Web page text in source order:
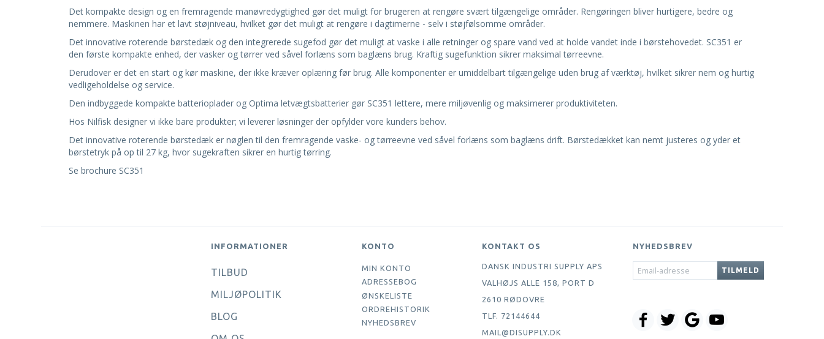
Det kompakte design og en fremragende manøvredygtighed gør det muligt for brugeren at rengøre svært tilgængelige områder. Rengøringen bliver hurtigere, bedre og
nemmere. Maskinen har et lavt støjniveau, hvilket gør det muligt at rengøre i dagtimerne - selv i støjfølsomme områder.
Det innovative roterende børstedæk og den integrerede sugefod gør det muligt at vaske i alle retninger og spare vand ved at holde vandet inde i børstehovedet. SC351 er
den første kompakte enhed, der vasker og tørrer ved såvel forlæns som baglæns brug. Kraftig sugefunktion sikrer maksimal tørreevne.
Derudover er det en start og kør maskine, der ikke kræver oplæring før brug. Alle komponenter er umiddelbart tilgængelige uden brug af værktøj, hvilket sikrer nem og hurtig
vedligeholdelse og service.
Den indbyggede kompakte batterioplader og Optima letvægtsbatterier gør SC351 lettere, mere miljøvenlig og maksimerer produktiviteten.
Hos Nilfisk designer vi ikke bare produkter; vi leverer løsninger der opfylder vore kunders behov.
Det innovative roterende børstedæk er nøglen til den fremragende vaske- og tørreevne ved såvel forlæns som baglæns drift. Børstedækket kan nemt justeres og yder et
børstetryk på op til 27 kg, hvor sugekraften sikrer en hurtig tørring.
Se brochure SC351
INFORMATIONER
TILBUD
MILJØPOLITIK
BLOG
KONTO
MIN KONTO
ADRESSEBOG
ØNSKELISTE
ORDREHISTORIK
NYHEDSBREV
KONTAKT OS
DANSK INDUSTRI SUPPLY APS
VALHØJS ALLE 158, PORT D
2610 RØDOVRE
TLF. 72144644
MAIL@DISUPPLY.DK
NYHEDSBREV
EMAIL-
ADRESSE
TILMELD